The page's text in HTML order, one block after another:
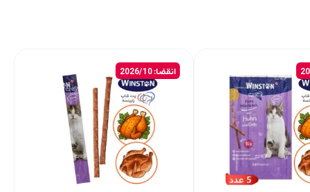
انقضا: 2026/10